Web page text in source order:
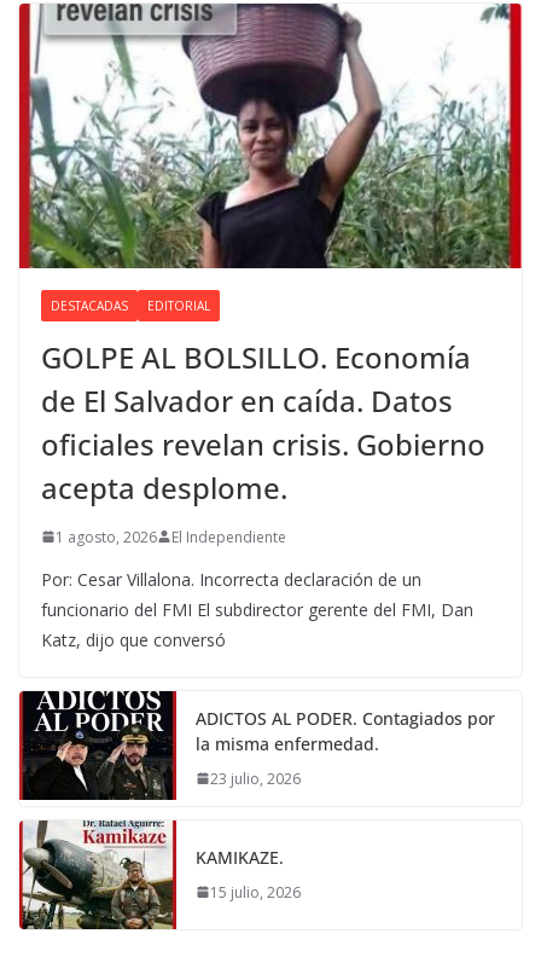
DESTACADAS EDITORIAL
GOLPE AL BOLSILLO. Economía
de El Salvador en caída. Datos
oficiales revelan crisis. Gobierno
acepta desplome.
1 agosto, 2026 El Independiente
Por: Cesar Villalona. Incorrecta declaración de un
funcionario del FMI El subdirector gerente del FMI, Dan
Katz, dijo que conversó
ADICTOS AL PODER. Contagiados por
la misma enfermedad.
23 julio, 2026
KAMIKAZE.
15 julio, 2026